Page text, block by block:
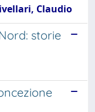
Claudio
storie